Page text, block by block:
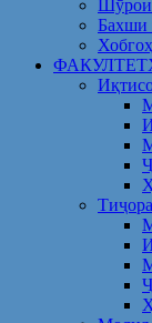
Шӯрои
Бахши